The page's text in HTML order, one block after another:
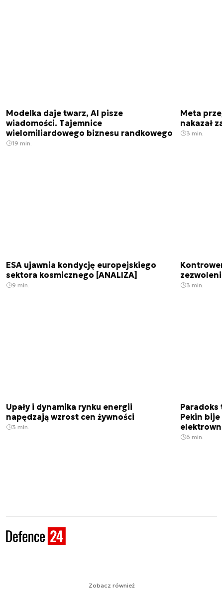
Modelka daje twarz, AI pisze
wiadomości. Tajemnice
wielomiliardowego biznesu randkowego
19 min.
Meta
nakazał
3 min.
ESA ujawnia kondycję europejskiego
sektora kosmicznego [ANALIZA]
9 min. 3 min.
Upały i dynamika rynku energii
napędzają wzrost cen żywności
3 min.
Paradoks
Pekin bije
6 min.
Zobacz również